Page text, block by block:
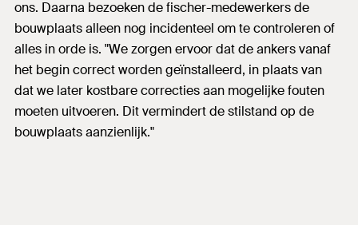
ons. Daarna bezoeken de fischer-medewerkers de
bouwplaats alleen nog incidenteel om te controleren of
alles in orde is. "We zorgen ervoor dat de ankers vanaf
het begin correct worden geïnstalleerd, in plaats van
dat we later kostbare correcties aan mogelijke fouten
moeten uitvoeren. Dit vermindert de stilstand op de
bouwplaats aanzienlijk."